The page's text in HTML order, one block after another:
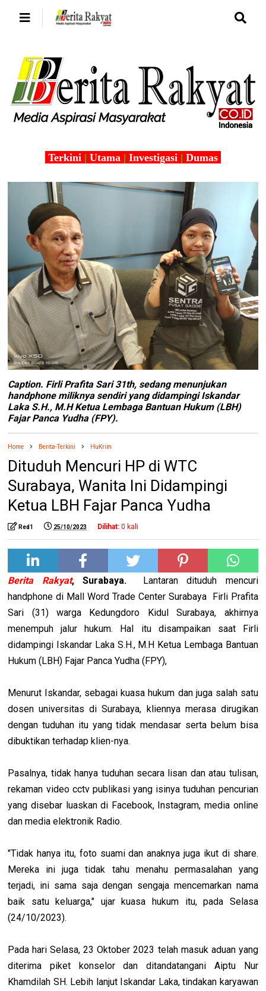
Terkini | Utama | Investigasi | Dumas
Caption. Firli Prafita Sari 31th, sedang menunjukan
handphone miliknya sendiri yang didampingi Iskandar
Laka S.H., M.H Ketua Lembaga Bantuan Hukum (LBH)
Fajar Panca Yudha (FPY).
Home Berita-Terkini HuKrim
Dituduh Mencuri HP di WTC
Surabaya, Wanita Ini Didampingi
Ketua LBH Fajar Panca Yudha
Red1 25/10/2023 Dilihat: 0 kali
Berita Rakyat, Surabaya. Lantaran dituduh mencuri
handphone di Mall Word Trade Center Surabaya Firli Prafita
Sari (31) warga Kedungdoro Kidul Surabaya, akhirnya
menempuh jalur hukum. Hal itu disampaikan saat Firli
didampingi Iskandar Laka S.H., M.H Ketua Lembaga Bantuan
Hukum (LBH) Fajar Panca Yudha (FPY),
Menurut Iskandar, sebagai kuasa hukum dan juga salah satu
dosen universitas di Surabaya, kliennya merasa dirugikan
dengan tuduhan itu yang tidak mendasar serta belum bisa
dibuktikan terhadap klien-nya.
Pasalnya, tidak hanya tuduhan secara lisan dan atau tulisan,
rekaman video cctv publikasi yang isinya tuduhan pencurian
yang disebar luaskan di Facebook, Instagram, media online
dan media elektronik Radio.
"Tidak hanya itu, foto suami dan anaknya juga ikut di share.
Mereka ini juga tidak tahu menahu permasalahan yang
terjadi, ini sama saja dengan sengaja mencemarkan nama
baik satu keluarga," ujar kuasa hukum itu, pada Selasa
(24/10/2023).
Pada hari Selasa, 23 Oktober 2023 telah masuk aduan yang
diterima piket konselor dan ditandatangani Aiptu Nur
Khamdilah SH. Lebih lanjut Iskandar Laka, tindakan karyawan